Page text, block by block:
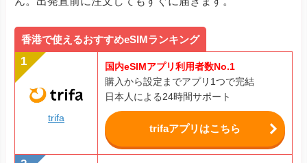
香港で使えるおすすめeSIMランキング
trifa
国内eSIMアプリ利用者数No.1
購入から設定までアプリ1つで完結
日本人による24時間サポート
trifaアプリはこちら